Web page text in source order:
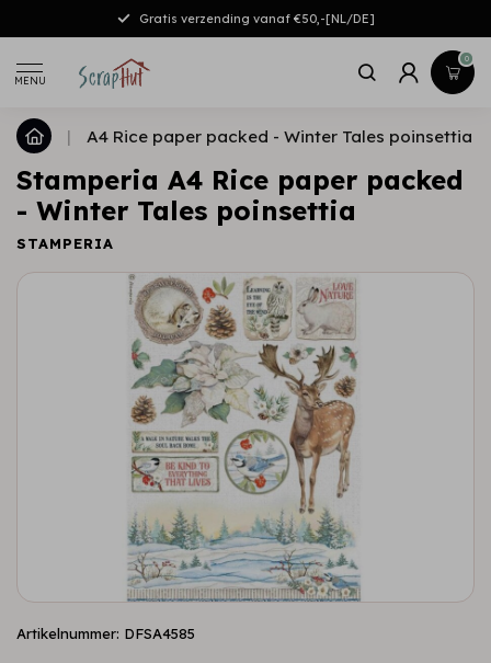
Gratis verzending vanaf €50,-[NL/DE]
MENU
0
| A4 Rice paper packed - Winter Tales poinsettia
Stamperia A4 Rice paper packed
- Winter Tales poinsettia
STAMPERIA
Artikelnummer: DFSA4585